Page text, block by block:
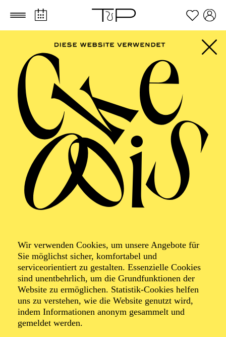
Zum Hauptinhalt springen Zum Footer springen
Wir verwenden Cookies, um unsere Angebote für
Sie möglichst sicher, komfortabel und
serviceorientiert zu gestalten. Essenzielle Cookies
sind unentbehrlich, um die Grundfunktionen der
Website zu ermöglichen. Statistik-Cookies helfen
uns zu verstehen, wie die Website genutzt wird,
indem Informationen anonym gesammelt und
gemeldet werden.
Vor­stellungs­­besuch mit
Hör­­unter­­stützung
Wenn Sie ein Hinter-Ohr-Hörgerät tragen,
können Sie im Aalto-Theater, im Alfried
Krupp Saal der Philharmonie und im
Grillo-Theater auf zahlreichen Plätzen
Verbindung zu den dort installierten
Induktionsschleifen aufnehmen.
Sie lediglich einen Schalter an Ihrem Hörgerät
umstellen, um in den Genuss der Verstärkung zu
kommen.
Bitte fragen Sie beim Kartenkauf im TicketCenter
oder telefonisch unter T+49 201 81 22-200nach,
welche Plätze bei der jeweiligen Veranstaltung für
die Nutzung der Induktionsschleife geeignet sind.
Bei Hörproblemen während einer Veranstaltung